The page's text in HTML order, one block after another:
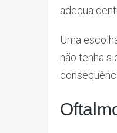
adequa
Uma
não tenha